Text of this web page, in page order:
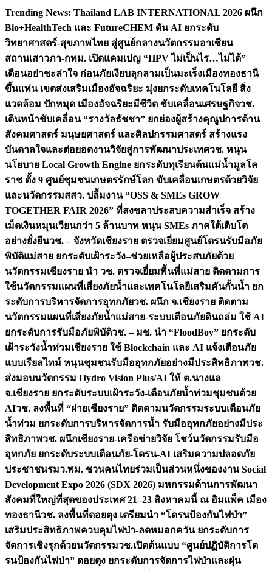
Skip
content
Trending News: Thailand LAB INTERNATIONAL 2026 ผนึก
Bio+HealthTech และ FutureCHEM ดัน AI ยกระดับ
วิทยาศาสตร์-สุขภาพไทย สู่ศูนย์กลางนวัตกรรมอาเซียน
สถานเสาวภา-กทม. เปิดแคมเปญ “HPV ไม่เป็นไร…ไม่ได้”
เตือนอย่าชะล่าใจ ก่อนภัยเงียบลุกลามเป็นมะเร็งเมืองทองธานี
ขึ้นแท่น เขตส่งเสริมเมืองอัจฉริยะ มุ่งยกระดับเทคโนโลยี สิ่ง
แวดล้อม ปักหมุด เมืองอัจฉริยะมีชีวิต ขับเคลื่อนเศรษฐกิจวช.
เดินหน้าขับเคลื่อน “รางวัลธัชชา” ยกย่องผู้สร้างคุณูปการด้าน
สังคมศาสตร์ มนุษยศาสตร์ และศิลปกรรมศาสตร์ สร้างแรง
บันดาลใจและต่อยอดงานวิจัยสู่การพัฒนาประเทศวช. หนุน
นโยบาย Local Growth Engine ยกระดับทุเรียนต้นแม่น้ำมูลโค
ราช ตั้ง 9 ศูนย์ชุมชนเกษตรรักษ์โลก ขับเคลื่อนเกษตรด้วยวิจัย
และนวัตกรรมสสว. ปลื้มงาน “OSS & SMEs GROW
TOGETHER FAIR 2026” ที่สงขลาประสบความสำเร็จ สร้าง
เม็ดเงินหมุนเวียนกว่า 5 ล้านบาท หนุน SMEs ภาคใต้เติบโต
อย่างยั่งยืนวช. – จังหวัดเชียงราย ตรวจเยี่ยมศูนย์โดรนรับมือภัย
พิบัติแม่สาย ยกระดับเฝ้าระวัง–ช่วยเหลือผู้ประสบภัยด้วย
นวัตกรรมเชียงราย นำ วช. ตรวจเยี่ยมพื้นที่แม่สาย ติดตามการ
ใช้นวัตกรรมแผนที่เสี่ยงภัยน้ำและเทคโนโลยีเสริมคันกั้นน้ำ ยก
ระดับการบริหารจัดการอุทกภัยวช. ผนึก จ.เชียงราย ติดตาม
นวัตกรรมแผนที่เสี่ยงภัยน้ำแม่สาย-ระบบเตือนภัยดินถล่ม ใช้ AI
ยกระดับการรับมือภัยพิบัติวช. – มช. นำ “FloodBoy” ยกระดับ
เฝ้าระวังน้ำท่วมเชียงราย ใช้ Blockchain และ AI แจ้งเตือนภัย
แบบเรียลไทม์ หนุนชุมชนรับมืออุทกภัยอย่างมีประสิทธิภาพวช.
ส่งมอบนวัตกรรม Hydro Vision Plus/AI ให้ ต.นางแล
จ.เชียงราย ยกระดับระบบเฝ้าระวัง-เตือนภัยน้ำท่วมชุมชนด้วย
AIวช. ลงพื้นที่ “ฝายเชียงราย” ติดตามนวัตกรรมระบบเตือนภัย
น้ำท่วม ยกระดับการบริหารจัดการน้ำ รับมืออุทกภัยอย่างมีประ
สิทธิภาพวช. ผนึกเชียงราย-เครือข่ายวิจัย โชว์นวัตกรรมรับมือ
อุทกภัย ยกระดับระบบเตือนภัย-โดรน-AI เสริมความปลอดภัย
ประชาชนรมว.พม. ชวนคนไทยร่วมเป็นส่วนหนึ่งของงาน Social
Development Expo 2026 (SDX 2026) มหกรรมด้านการพัฒนา
สังคมที่ใหญ่ที่สุดของประเทศ 21–23 สิงหาคมนี้ ณ อิมแพ็ค เมือง
ทองธานีวช. ลงพื้นที่ดอยตุง เตรียมนำ “โดรนป้องกันไฟป่า”
เสริมประสิทธิภาพควบคุมไฟป่า-ลดหมอกควัน ยกระดับการ
จัดการเชิงรุกด้วยนวัตกรรมวช.เปิดต้นแบบ “ศูนย์ปฏิบัติการโด
รนป้องกันไฟป่า” ดอยตุง ยกระดับการจัดการไฟป่าและฝุ่น